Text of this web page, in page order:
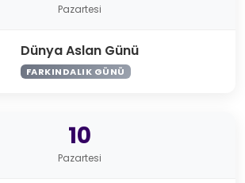
Pazartesi
Dünya Aslan Günü
FARKINDALIK GÜNÜ
10
Pazartesi